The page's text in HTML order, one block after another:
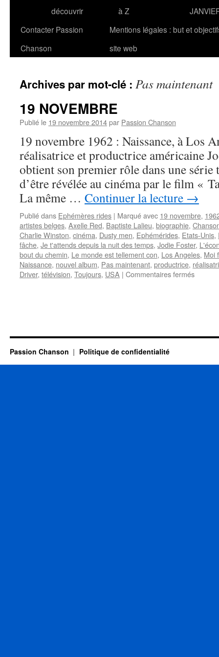
découvrir
à Z
Contacter Passion
Chanson
Mentions légales : but et
site web
Archives par mot-clé : Pas maintenant
19 NOVEMBRE
Publié le 19 novembre 2014par Passion Chanson
19 novembre 1962 : Naissance, à Los
réalisatrice et productrice américaine
obtient son premier rôle dans une série
d’être révélée au cinéma par le film «
La même … Continuer la lecture →
Publié dans Ephémères rides | Marqué avec 19 novembre,
artistes belges, Axelle Red, Baptiste Lalieu, biographie,
Charlie Winston, cinéma, Dusty men, Ephémérides, Etats-Unis,
fâche, Je t'attends depuis la nuit des temps, Jodie Foster,
bout du chemin, Le monde est tellement con, Los Angeles, Moi
Naissance, nouvel album, Pas maintenant, productrice,
Driver, télévision, Toujours, USA | Commentaires ferméssur
Passion Chanson Politique de confidentialité